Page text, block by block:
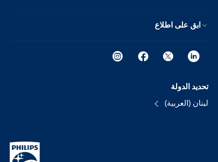
ابق على اطلاع
تحديد الدولة
لبنان (العربية)